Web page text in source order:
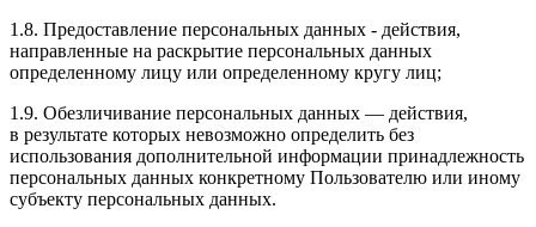
1.8. Предоставление персональных данных - действия,
направленные на раскрытие персональных данных
определенному лицу или определенному кругу лиц;
1.9. Обезличивание персональных данных — действия,
в результате которых невозможно определить без
использования дополнительной информации принадлежность
персональных данных конкретному Пользователю или иному
субъекту персональных данных.